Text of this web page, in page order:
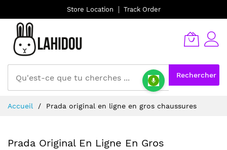
Store Location Track Order
Rechercher
au
Accueil Prada original en ligne en gros chaussures
Prada Original En Ligne En Gros